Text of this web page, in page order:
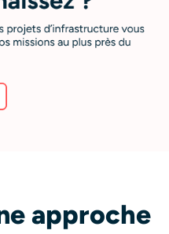
approche